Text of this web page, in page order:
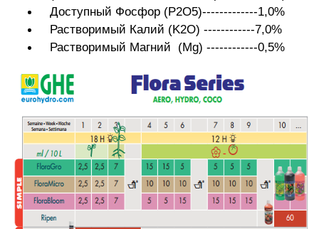
Доступный Фосфор (P2O5)-------------1,0%
Растворимый Калий (K2O) ------------7,0%
Растворимый Магний (Mg) ------------0,5%